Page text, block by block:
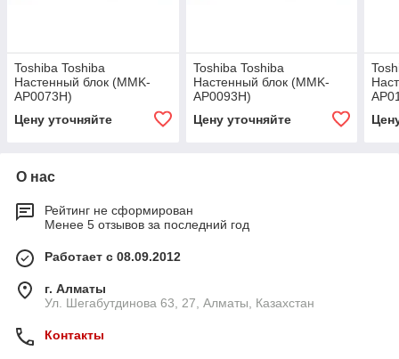
Toshiba Toshiba
Настенный блок (MMK-
AP0073H)
Цену уточняйте
Toshiba Toshiba
Настенный блок (MMK-
AP0093H)
Цену уточняйте
О нас
Рейтинг не сформирован
Менее 5 отзывов за последний год
Работает с 08.09.2012
г. Алматы
Ул. Шегабутдинова 63, 27, Алматы, Казахстан
Контакты